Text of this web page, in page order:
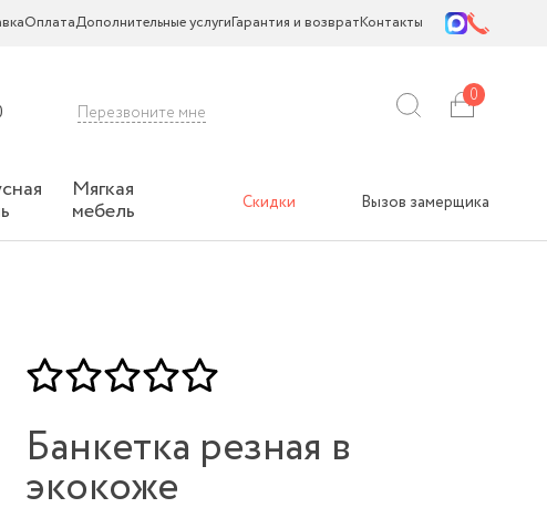
ОплатаДополнительные услугиГарантия и возвратКонтакты
Перезвоните мне
0
Мягкая
мебель Скидки Вызов замерщика
Банкетка резная в
экокоже